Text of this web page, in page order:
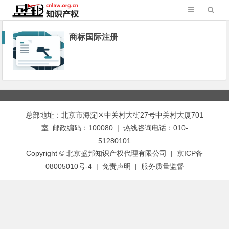
商标国际注册
总部地址：北京市海淀区中关村大街27号中关村大厦701
室 邮政编码：100080 | 热线咨询电话：010-
51280101
Copyright © 北京盛邦知识产权代理有限公司 | 京ICP备
08005010号-4 | 免责声明 | 服务质量监督